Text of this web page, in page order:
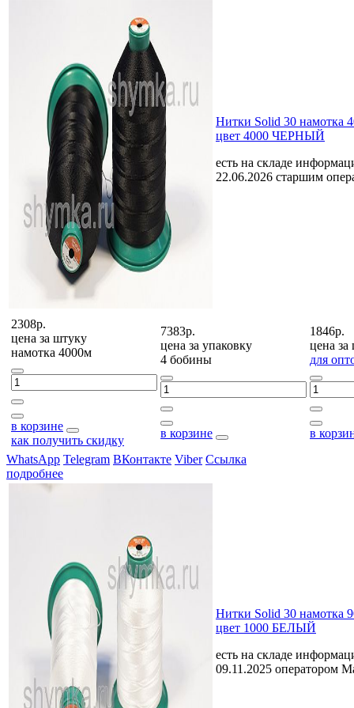
Нитки Solid 30 намотка
цвет 4000 ЧЕРНЫЙ
есть на складе
22.06.2026 старшим
2308р.
цена за штуку
намотка 4000м
в корзине
как получить скидку
7383р.
цена за упаковку
4 бобины
в корзине
1846р.
цена за
для
в
WhatsApp Telegram ВКонтакте Viber Ссылка
подробнее
Нитки Solid 30 намотка
цвет 1000 БЕЛЫЙ
есть на складе
09.11.2025 оператором